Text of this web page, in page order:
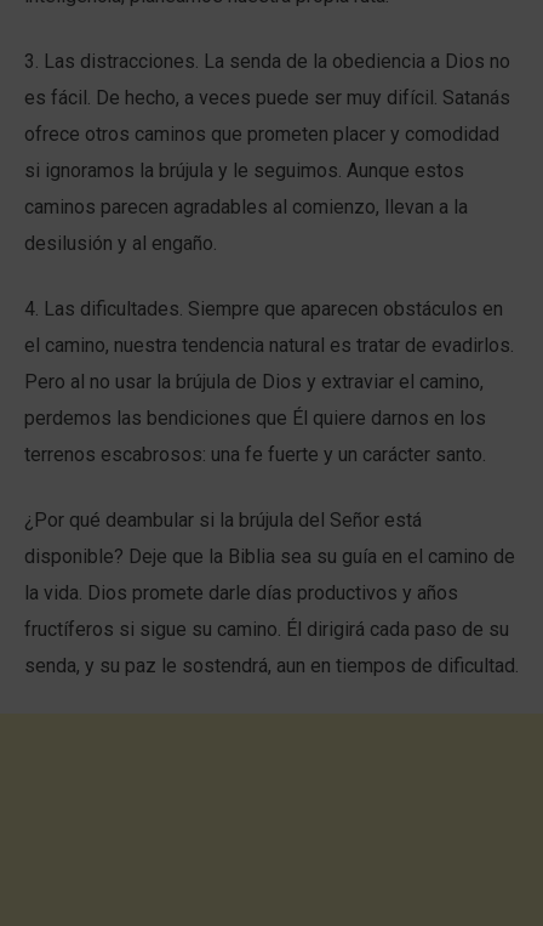
3. Las distracciones. La senda de la obediencia a Dios no
es fácil. De hecho, a veces puede ser muy difícil. Satanás
ofrece otros caminos que prometen placer y comodidad
si ignoramos la brújula y le seguimos. Aunque estos
caminos parecen agradables al comienzo, llevan a la
desilusión y al engaño.
4. Las dificultades. Siempre que aparecen obstáculos en
el camino, nuestra tendencia natural es tratar de evadirlos.
Pero al no usar la brújula de Dios y extraviar el camino,
perdemos las bendiciones que Él quiere darnos en los
terrenos escabrosos: una fe fuerte y un carácter santo.
¿Por qué deambular si la brújula del Señor está
disponible? Deje que la Biblia sea su guía en el camino de
la vida. Dios promete darle días productivos y años
fructíferos si sigue su camino. Él dirigirá cada paso de su
senda, y su paz le sostendrá, aun en tiempos de dificultad.